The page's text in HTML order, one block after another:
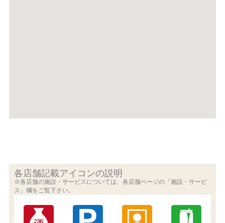
各店舗記載アイコンの説明
※各店舗の施設・サービスについては、各店舗ページの「施設・サービ
ス」欄をご覧下さい。